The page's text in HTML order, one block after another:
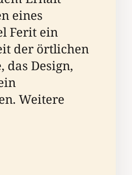
eines
Ferit ein
der örtlichen
Design,
Weitere